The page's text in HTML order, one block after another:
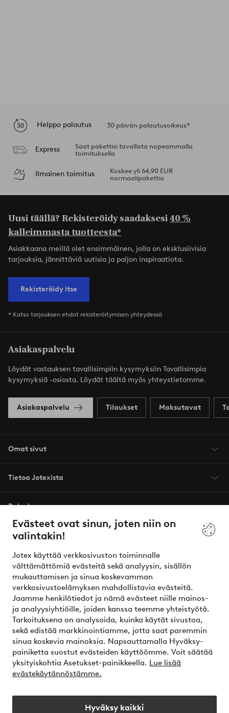
Evästeet ovat sinun, joten niin on
valintakin!
Jotex käyttää verkkosivuston toiminnalle
välttämättömiä evästeitä sekä analyysin, sisällön
mukauttamisen ja sinua koskevamman
verkkosivustoelämyksen mahdollistavia evästeitä.
Jaamme henkilötiedot ja nämä evästeet niille mainos-
ja analyysiyhtiöille, joiden kanssa teemme yhteistyötä.
Tarkoituksena on analysoida, kuinka käytät sivustoa,
sekä edistää markkinointiamme, jotta saat paremmin
sinua koskevia mainoksia. Napsauttamalla Hyväksy-
painiketta suostut evästeiden käyttöömme. Voit säätää
yksityiskohtia Asetukset-painikkeella. Lue lisää
evästekäytännöstämme.
Hyväksy kaikki
Helppo palautus 30 päivän palautusoikeus*
Express
Saat pakettisi tavallista nopeammalla
toimituksella
Ilmainen toimitus
Koskee yli 64,90 EUR
normaalipakettia
Uusi täällä? Rekisteröidy saadaksesi40 %
kalleimmasta tuotteesta*
Asiakkaana meillä olet ensimmäinen, jolla on eksklusiivisia
tarjouksia, jännittäviä uutisia ja paljon inspiraatiota.
Rekisteröidy itse
* Katso tarjouksen ehdot rekisteröitymisen yhteydessä
Asiakaspalvelu
Löydät vastauksen tavallisimpiin kysymyksiin Tavallisimpia
kysymyksiä -osiosta. Löydät täältä myös yhteystietomme.
Asiakaspalvelu Tilaukset Maksutavat
Omat sivut
Tietoa Jotexista
Palvelumme
Ehdot
Ystävät
Turvalliset maksut – maksa nyt tai erissä
Haluatko tietää lisää maksuvaihtoehdoistamme?
elpy